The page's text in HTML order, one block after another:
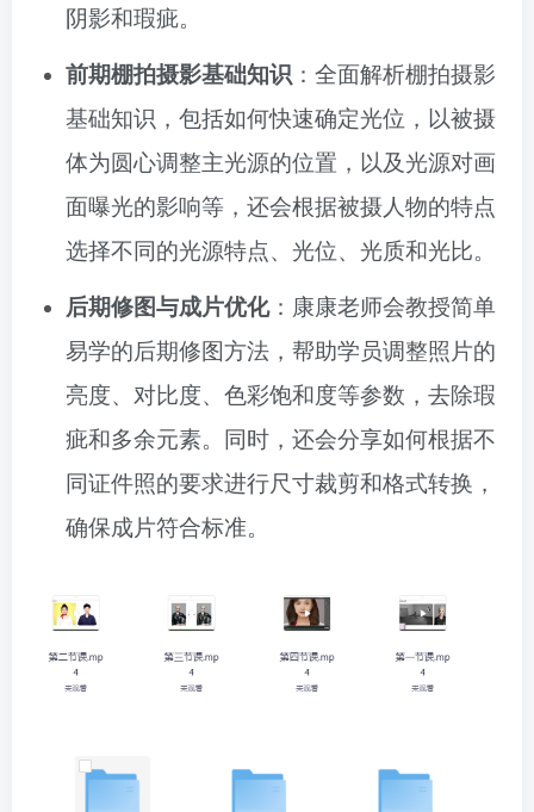
阴影和瑕疵。
前期棚拍摄影基础知识 ：全面解析棚拍摄影
基础知识，包括如何快速确定光位，以被摄
体为圆心调整主光源的位置，以及光源对画
面曝光的影响等，还会根据被摄人物的特点
选择不同的光源特点、光位、光质和光比。
后期修图与成片优化：康康老师会教授简单
易学的后期修图方法，帮助学员调整照片的
亮度、对比度、色彩饱和度等参数，去除瑕
疵和多余元素。同时，还会分享如何根据不
同证件照的要求进行尺寸裁剪和格式转换，
确保成片符合标准。